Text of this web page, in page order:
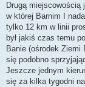
Drugą
w której Barnim I
tylko 12 km w linii
był jakiś czas temu
Banie (ośrodek Ziemi
się podobno
Jeszcze jednym
się za kilka tygodni